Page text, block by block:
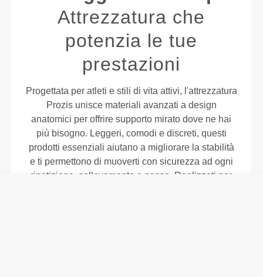
Attrezzatura che
potenzia le tue
prestazioni
Progettata per atleti e stili di vita attivi, l'attrezzatura
Prozis unisce materiali avanzati a design
anatomici per offrire supporto mirato dove ne hai
più bisogno. Leggeri, comodi e discreti, questi
prodotti essenziali aiutano a migliorare la stabilità
e ti permettono di muoverti con sicurezza ad ogni
ripetizione, sollevamento o passo. Realizzati per